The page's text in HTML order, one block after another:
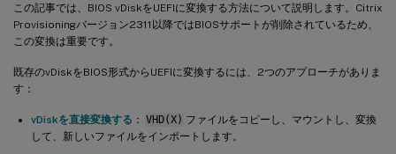
この記事では、BIOS vDiskをUEFIに変換する方法について説明します。Citrix
Provisioningバージョン2311以降ではBIOSサポートが削除されているため、
この変換は重要です。
既存のvDiskをBIOS形式からUEFIに変換するには、2つのアプローチがありま
す：
vDiskを直接変換する ： VHD(X) ファイルをコピーし、マウントし、変換
して、新しいファイルをインポートします。